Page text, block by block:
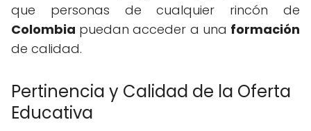
que personas de cualquier rincón de
Colombia puedan acceder a una formación
de calidad.
Pertinencia y Calidad de la Oferta
Educativa